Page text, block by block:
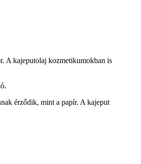
A kajeputolaj kozmetikumokban is
érződik, mint a papír. A kajeput